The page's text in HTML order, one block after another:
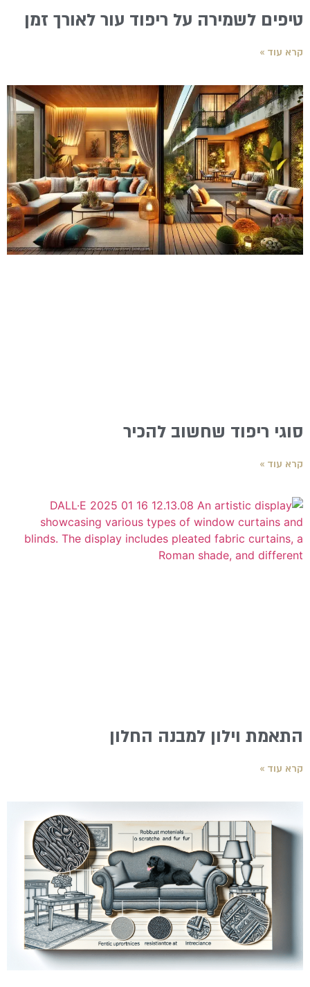
טיפים לשמירה על ריפוד עור לאורך זמן
קרא עוד »
סוגי ריפוד שחשוב להכיר
קרא עוד »
התאמת וילון למבנה החלון
קרא עוד »